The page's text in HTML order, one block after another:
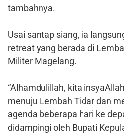
tambahnya.
Usai santap siang, ia
retreat yang berada di
Militer Magelang.
“Alhamdulillah, kita
menuju Lembah Tidar dan
agenda beberapa hari ke
didampingi oleh Bupati